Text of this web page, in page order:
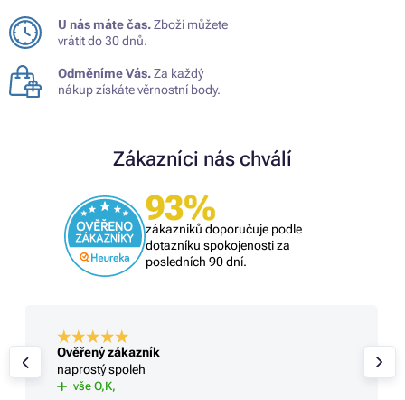
U nás máte čas.Zboží můžete
vrátit do 30 dnů.
Odměníme Vás.Za každý
nákup získáte věrnostní body.
Zákazníci nás chválí
93%
zákazníků doporučuje podle
dotazníku spokojenosti za
posledních 90 dní.
Ověřený zákazník
naprostý spoleh
vše O,K,